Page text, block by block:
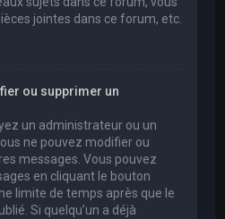
jointes dans ce forum, etc.
ou supprimer un
un administrateur ou un
ne pouvez modifier ou
messages. Vous pouvez
en cliquant le bouton
limite de temps après que le
Si quelqu’un a déjà